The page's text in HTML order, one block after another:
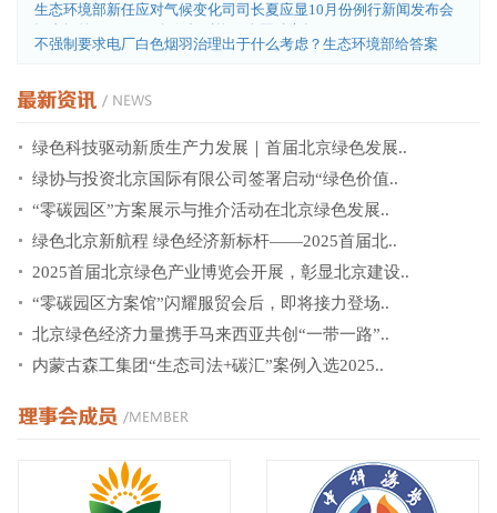
生态环境部新任应对气候变化司司长夏应显10月份例行新闻发布会
不强制要求电厂白色烟羽治理出于什么考虑？生态环境部给答案
绿色科技驱动新质生产力发展｜首届北京绿色发展..
绿协与投资北京国际有限公司签署启动“绿色价值..
“零碳园区”方案展示与推介活动在北京绿色发展..
绿色北京新航程 绿色经济新标杆——2025首届北..
2025首届北京绿色产业博览会开展，彰显北京建设..
“零碳园区方案馆”闪耀服贸会后，即将接力登场..
北京绿色经济力量携手马来西亚共创“一带一路”..
内蒙古森工集团“生态司法+碳汇”案例入选2025..